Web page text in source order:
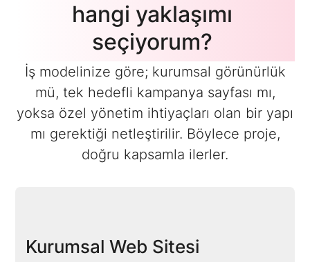
hangi yaklaşımı
seçiyorum?
İş modelinize göre; kurumsal görünürlük
mü, tek hedefli kampanya sayfası mı,
yoksa özel yönetim ihtiyaçları olan bir yapı
mı gerektiği netleştirilir. Böylece proje,
doğru kapsamla ilerler.
Kurumsal Web Sitesi